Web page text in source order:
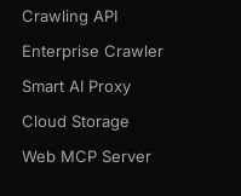
Crawling API
Enterprise Crawler
Smart AI Proxy
Cloud Storage
Web MCP Server